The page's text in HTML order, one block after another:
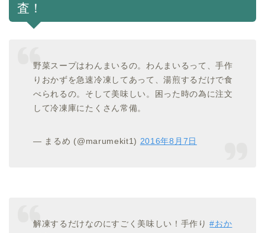
査！
野菜スープはわんまいるの。わんまいるって、手作
りおかずを急速冷凍してあって、湯煎するだけで食
べられるの。そして美味しい。困った時の為に注文
して冷凍庫にたくさん常備。
— まるめ (@marumekit1) 2016年8月7日
解凍するだけなのにすごく美味しい！手作り#おか